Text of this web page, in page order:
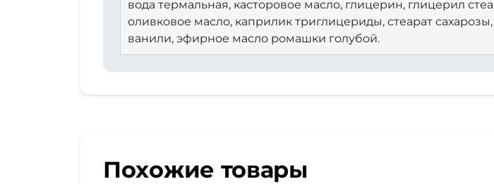
вода термальная, касторовое масло, глицерин, глицерил
оливковое масло, каприлик триглицериды, стеарат
ванили, эфирное масло ромашки голубой.
Похожие товары